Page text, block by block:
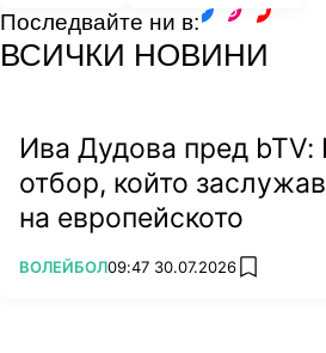
Последвайте ни в:
ВСИЧКИ НОВИНИ
Ива Дудова пред
отбор, който
на европейското
ПОВЕЧЕ ОТ
ВОЛЕЙБОЛ09:47 30.07.2026 add